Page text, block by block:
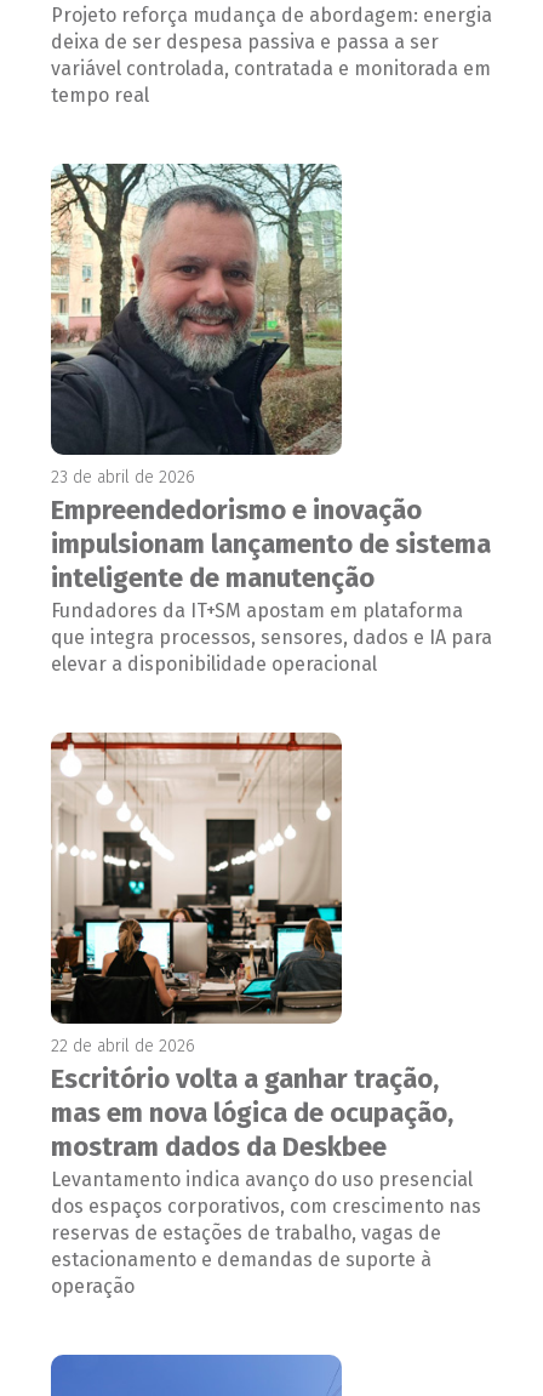
Projeto reforça mudança de abordagem: energia
deixa de ser despesa passiva e passa a ser
variável controlada, contratada e monitorada em
tempo real
23 de abril de 2026
Empreendedorismo e inovação
impulsionam lançamento de sistema
inteligente de manutenção
Fundadores da IT+SM apostam em plataforma
que integra processos, sensores, dados e IA para
elevar a disponibilidade operacional
22 de abril de 2026
Escritório volta a ganhar tração,
mas em nova lógica de ocupação,
mostram dados da Deskbee
Levantamento indica avanço do uso presencial
dos espaços corporativos, com crescimento nas
reservas de estações de trabalho, vagas de
estacionamento e demandas de suporte à
operação